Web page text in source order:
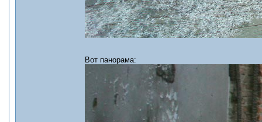
Вот панорама: